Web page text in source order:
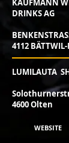
KAUFMANN
DRINKS AG
4112
LUMILAUTA
4600 Olten
WEBSITE